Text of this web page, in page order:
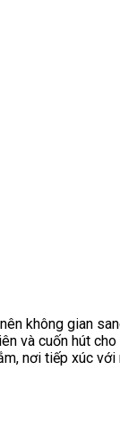
không gian
và cuốn hút
nơi tiếp xúc